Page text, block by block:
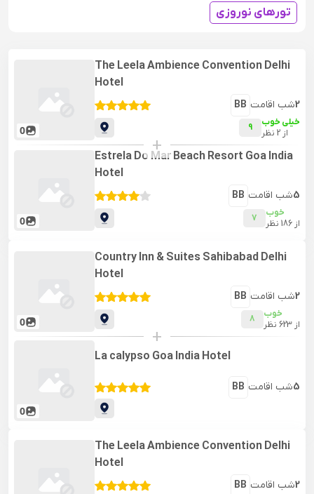
تورهای نوروزی
0
The Leela Ambience Convention Delhi
Hotel
BB شب اقامت2
9
خیلی خوب
از 2 نظر
+
0
Estrela Do Mar Beach Resort Goa India
Hotel
BB شب اقامت5
7
خوب
از 186 نظر
0
Country Inn & Suites Sahibabad Delhi
Hotel
BB شب اقامت2
8
خوب
از 623 نظر
+
0
La calypso Goa India Hotel
BB شب اقامت5
The Leela Ambience Convention Delhi
Hotel
BB شب اقامت2